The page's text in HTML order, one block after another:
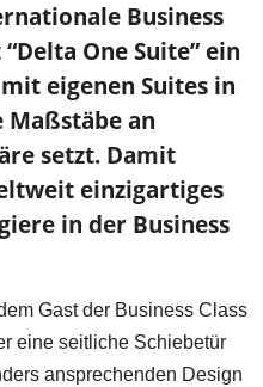
Business
One Suite” ein
eigenen Suites in
Maßstäbe an
setzt. Damit
einzigartiges
in der Business
Gast der Business Class
eine seitliche Schiebetür
ansprechenden Design